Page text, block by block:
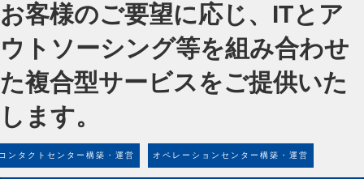
お客様のご要望に応じ、ITとア
ウトソーシング等を組み合わせ
た複合型サービスをご提供いた
します。
ンタクトセンター構築・運営 オペレーションセンター構築・運営